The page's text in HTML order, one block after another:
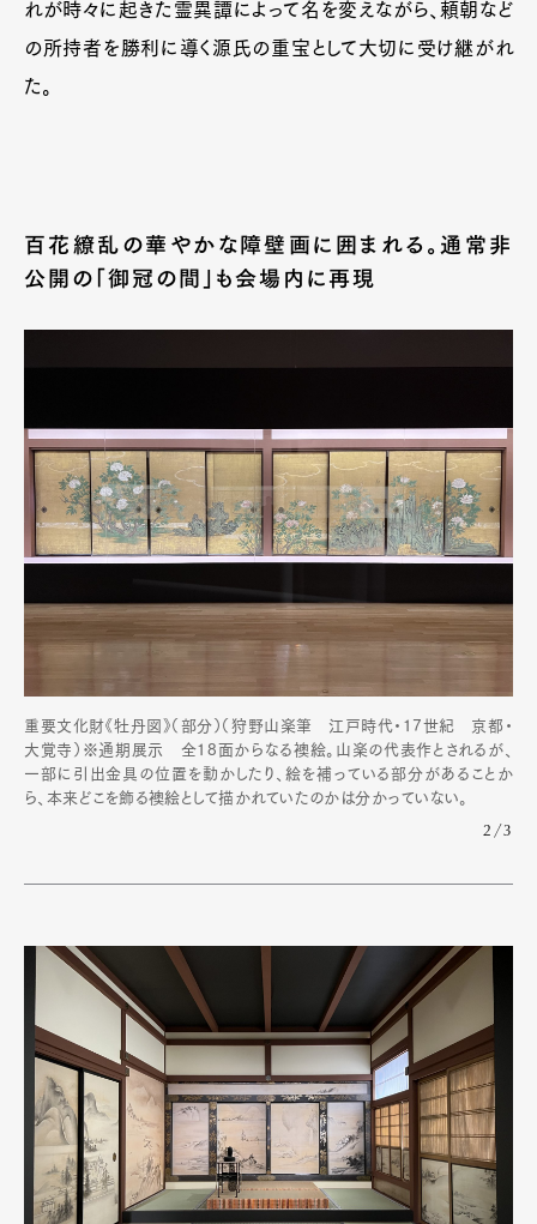
れが時々に起きた霊異譚によって名を変えながら、頼朝など
の所持者を勝利に導く源氏の重宝として大切に受け継がれ
た。
百花繚乱の華やかな障壁画に囲まれる。通常非
公開の「御冠の間」も会場内に再現
重要文化財《牡丹図》（部分）（狩野山楽筆 江戸時代・17世紀 京都・
大覚寺）※通期展示 全18面からなる襖絵。山楽の代表作とされるが、
一部に引出金具の位置を動かしたり、絵を補っている部分があることか
ら、本来どこを飾る襖絵として描かれていたのかは分かっていない。
2/3